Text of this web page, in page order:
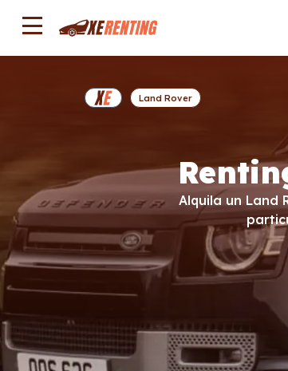
Alquila un Land
Land Rover